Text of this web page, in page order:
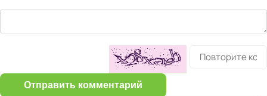
Отправить комментарий